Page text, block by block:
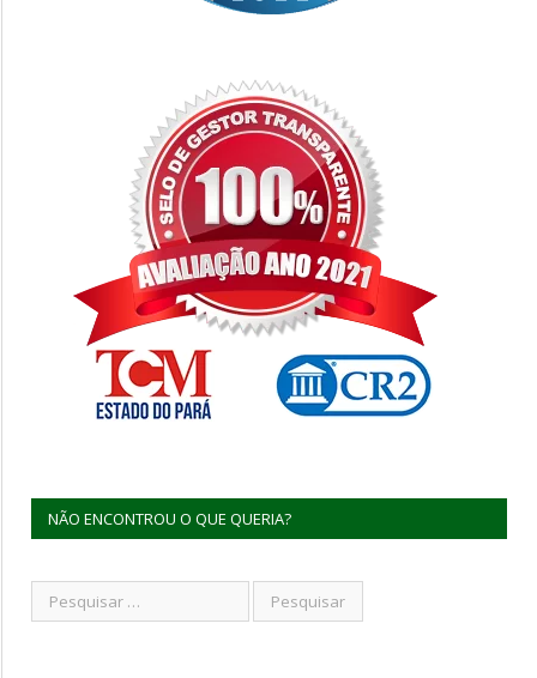
NÃO ENCONTROU O QUE QUERIA?